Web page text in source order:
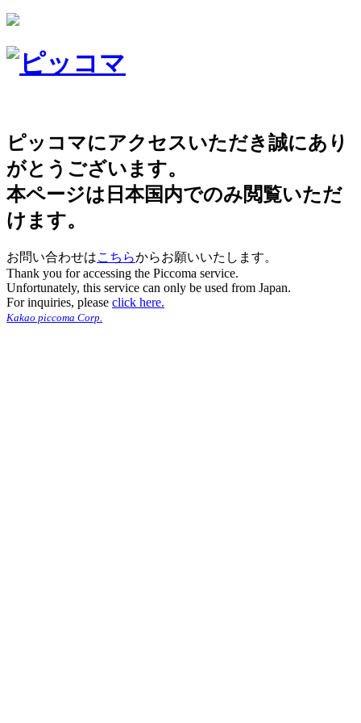
ピッコマにアクセスいただき誠にあり
がとうございます。
本ページは日本国内でのみ閲覧いただ
けます。
お問い合わせはこちらからお願いいたします。
Thank you for accessing the Piccoma service.
Unfortunately, this service can only be used from Japan.
For inquiries, please click here.
Kakao piccoma Corp.